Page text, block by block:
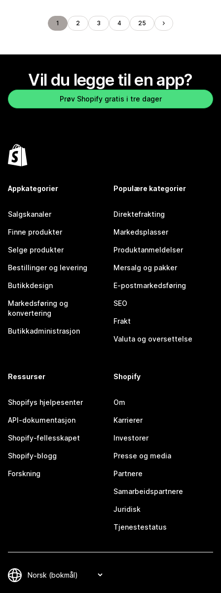
1 2 3 4 25
Vil du legge til en app?
Prøv Shopify gratis i tre dager
Appkategorier
Salgskanaler
Finne produkter
Selge produkter
Bestillinger og levering
Butikkdesign
Markedsføring og
konvertering
Butikkadministrasjon
Populære kategorier
Direktefrakting
Markedsplasser
Produktanmeldelser
Mersalg og pakker
E-postmarkedsføring
SEO
Frakt
Valuta og oversettelse
Ressurser
Shopifys hjelpesenter
API-dokumentasjon
Shopify-fellesskapet
Shopify-blogg
Forskning
Shopify
Om
Karrierer
Investorer
Presse og media
Partnere
Samarbeidspartnere
Juridisk
Tjenestestatus